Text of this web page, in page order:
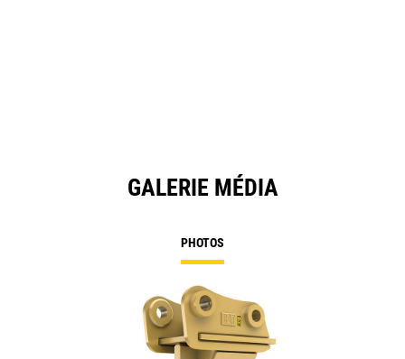
GALERIE MÉDIA
PHOTOS